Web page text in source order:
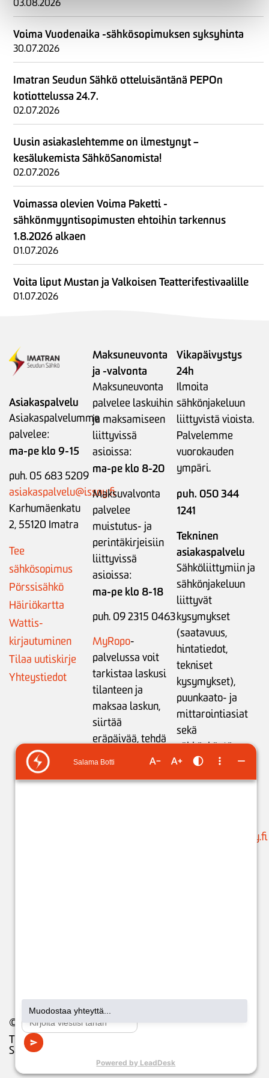
03.08.2026
Voima Vuodenaika -sähkösopimuksen syksyhinta
30.07.2026
Imatran Seudun Sähkö otteluisäntänä PEPOn
kotiottelussa 24.7.
02.07.2026
Uusin asiakaslehtemme on ilmestynyt –
kesälukemista SähköSanomista!
02.07.2026
Voimassa olevien Voima Paketti -
sähkönmyyntisopimusten ehtoihin tarkennus
1.8.2026 alkaen
01.07.2026
Voita liput Mustan ja Valkoisen Teatterifestivaalille
01.07.2026
Asiakaspalvelu
Asiakaspalvelumme
palvelee:
ma-pe klo 9-15
puh. 05 683 5209
asiakaspalvelu@issoy.fi
Karhumäenkatu
2, 55120 Imatra
Tee
sähkösopimus
Pörssisähkö
Häiriökartta
Wattis-
kirjautuminen
Tilaa uutiskirje
Yhteystiedot
Maksuneuvonta
ja -valvonta
Maksuneuvonta
palvelee laskuihin
ja maksamiseen
liittyvissä
asioissa:
ma-pe klo 8-20
Maksuvalvonta
palvelee
muistutus- ja
perintäkirjeisiin
liittyvissä
asioissa:
ma-pe klo 8-18
puh. 09 2315 0463
MyRopo-
palvelussa voit
tarkistaa laskusi
tilanteen ja
maksaa laskun,
siirtää
eräpäivää,tehdä
maksusuunnitelman
tilinumeron
Vikapäivystys
24h
Ilmoita
sähkönjakeluun
liittyvistä vioista.
Palvelemme
vuorokauden
ympäri.
puh. 050 344
1241
Tekninen
asiakaspalvelu
Sähköliittymiin ja
sähkönjakeluun
liittyvät
kysymykset
(saatavuus,
hintatiedot,
tekniset
kysymykset),
puunkaato- ja
mittarointiasiat
sekä
sähkönkäytön
neuvonta:
ma-pe klo 9-15
suunnittelu@issoy.fi
© 2026 Issoy. All Rights Reserved.
Tietosuojaseloste
Saavutettavuusseloste